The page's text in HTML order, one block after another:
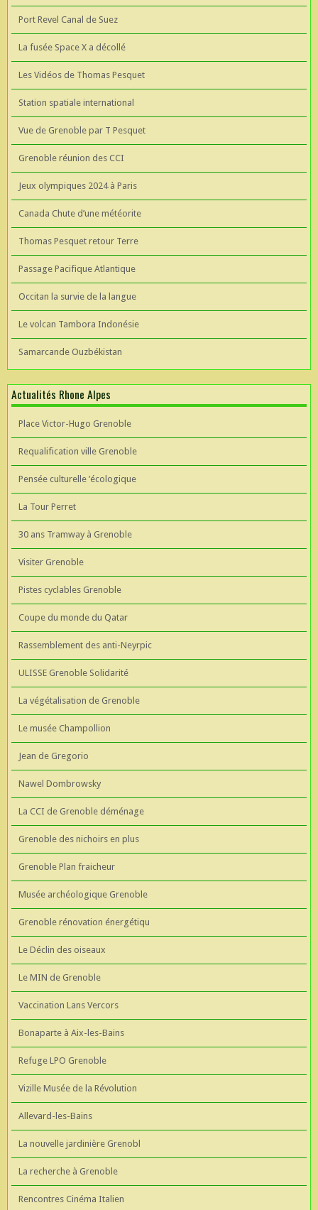
Port Revel Canal de Suez
La fusée Space X a décollé
Les Vidéos de Thomas Pesquet
Station spatiale international
Vue de Grenoble par T Pesquet
Grenoble réunion des CCI
Jeux olympiques 2024 à Paris
Canada Chute d’une météorite
Thomas Pesquet retour Terre
Passage Pacifique Atlantique
Occitan la survie de la langue
Le volcan Tambora Indonésie
Samarcande Ouzbékistan
Actualités Rhone Alpes
Place Victor-Hugo Grenoble
Requalification ville Grenoble
Pensée culturelle ’écologique
La Tour Perret
30 ans Tramway à Grenoble
Visiter Grenoble
Pistes cyclables Grenoble
Coupe du monde du Qatar
Rassemblement des anti-Neyrpic
ULISSE Grenoble Solidarité
La végétalisation de Grenoble
Le musée Champollion
Jean de Gregorio
Nawel Dombrowsky
La CCI de Grenoble déménage
Grenoble des nichoirs en plus
Grenoble Plan fraicheur
Musée archéologique Grenoble
Grenoble rénovation énergétiqu
Le Déclin des oiseaux
Le MIN de Grenoble
Vaccination Lans Vercors
Bonaparte à Aix-les-Bains
Refuge LPO Grenoble
Vizille Musée de la Révolution
Allevard-les-Bains
La nouvelle jardinière Grenobl
La recherche à Grenoble
Rencontres Cinéma Italien